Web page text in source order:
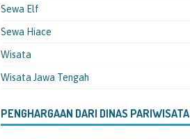
Sewa Elf
Sewa Hiace
Wisata
Wisata Jawa Tengah
PENGHARGAAN DARI DINAS PARIWISATA